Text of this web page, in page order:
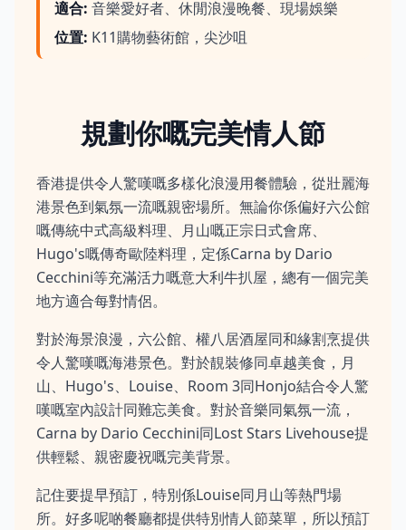
適合: 音樂愛好者、休閒浪漫晚餐、現場娛樂
位置: K11購物藝術館，尖沙咀
規劃你嘅完美情人節
香港提供令人驚嘆嘅多樣化浪漫用餐體驗，從壯麗海
港景色到氣氛一流嘅親密場所。無論你係偏好六公館
嘅傳統中式高級料理、月山嘅正宗日式會席、
Hugo's嘅傳奇歐陸料理，定係Carna by Dario
Cecchini等充滿活力嘅意大利牛扒屋，總有一個完美
地方適合每對情侶。
對於海景浪漫，六公館、權八居酒屋同和緣割烹提供
令人驚嘆嘅海港景色。對於靚裝修同卓越美食，月
山、Hugo's、Louise、Room 3同Honjo結合令人驚
嘆嘅室內設計同難忘美食。對於音樂同氣氛一流，
Carna by Dario Cecchini同Lost Stars Livehouse提
供輕鬆、親密慶祝嘅完美背景。
記住要提早預訂，特別係Louise同月山等熱門場
所。好多呢啲餐廳都提供特別情人節菜單，所以預訂